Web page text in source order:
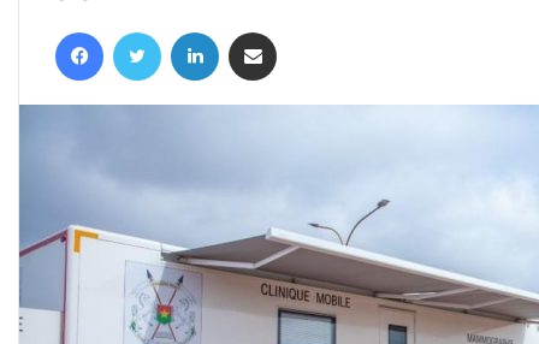
FacebookTwitter Linkedin